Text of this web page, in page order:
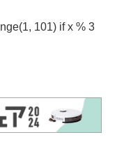
101) if x % 3